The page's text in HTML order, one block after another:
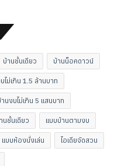
บ้านชั้นเดียว บ้านน็อคดาวน์
ไม่เกิน 1.5 ล้านบาท
นงบไม่เกิน 5 แสนบาท
นชั้นเดียว แบบบ้านตามงบ
แบบห้องนั่งเล่น ไอเดียจัดสวน